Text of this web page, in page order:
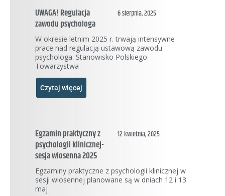
UWAGA! Regulacja
zawodu psychologa
6 sierpnia, 2025
W okresie letnim 2025 r. trwają intensywne
prace nad regulacją ustawową zawodu
psychologa. Stanowisko Polskiego
Towarzystwa
Czytaj więcej
Egzamin praktyczny z
psychologii klinicznej-
sesja wiosenna 2025
12 kwietnia, 2025
Egzaminy praktyczne z psychologii klinicznej w
sesji wiosennej planowane są w dniach 12 i 13
maj